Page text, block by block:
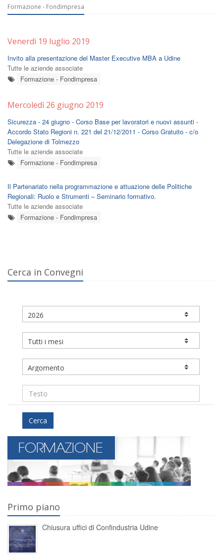
Formazione - Fondimpresa
Venerdì 19 luglio 2019
Invito alla presentazione del Master Executive MBA a Udine
Tutte le aziende associate
Formazione - Fondimpresa
Mercoledì 26 giugno 2019
Sicurezza - 24 giugno - Corso Base per lavoratori e nuovi assunti -
Accordo Stato Regioni n. 221 del 21/12/2011 - Corso Gratuito - c/o
Delegazione di Tolmezzo
Tutte le aziende associate
Formazione - Fondimpresa
Il Partenariato nella programmazione e attuazione delle Politiche
Regionali: Ruolo e Strumenti – Seminario formativo.
Tutte le aziende associate
Formazione - Fondimpresa
Cerca in Convegni
Cerca
Primo piano
Chiusura uffici di Confindustria Udine